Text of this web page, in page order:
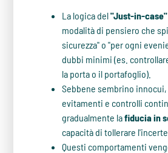
La logica del"Just-in-
modalità di pensiero che
sicurezza" o "per ogni
dubbi minimi (es.
la porta o il portafoglio).
Sebbene sembrino
evitamenti e controlli
gradualmente lafiducia in
capacità di tollerare
Questi comportamenti